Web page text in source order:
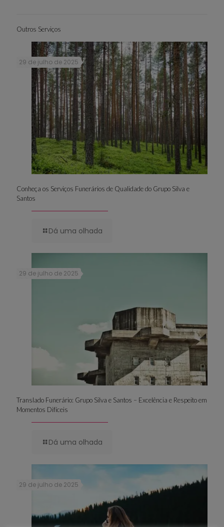
Outros Serviços
29 de julho de 2025
Conheça os Serviços Funerários de Qualidade do Grupo Silva e
Santos
Dá uma olhada
29 de julho de 2025
Translado Funerário: Grupo Silva e Santos – Excelência e Respeito em
Momentos Difíceis
Dá uma olhada
29 de julho de 2025